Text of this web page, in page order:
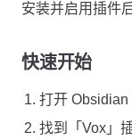
安装并启用插件
快速开始
打开 Obsidian
找到「Vox」